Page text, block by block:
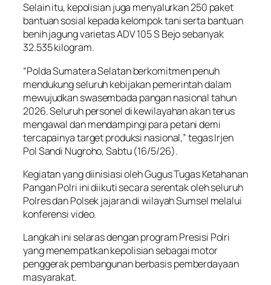
Selain itu, kepolisian juga menyalurkan 250 paket
bantuan sosial kepada kelompok tani serta bantuan
benih jagung varietas ADV 105 S Bejo sebanyak
32.535 kilogram.
“Polda Sumatera Selatan berkomitmen penuh
mendukung seluruh kebijakan pemerintah dalam
mewujudkan swasembada pangan nasional tahun
2026. Seluruh personel di kewilayahan akan terus
mengawal dan mendampingi para petani demi
tercapainya target produksi nasional,” tegas Irjen
Pol Sandi Nugroho, Sabtu (16/5/26).
Kegiatan yang diinisiasi oleh Gugus Tugas Ketahanan
Pangan Polri ini diikuti secara serentak oleh seluruh
Polres dan Polsek jajaran di wilayah Sumsel melalui
konferensi video.
Langkah ini selaras dengan program Presisi Polri
yang menempatkan kepolisian sebagai motor
penggerak pembangunan berbasis pemberdayaan
masyarakat.